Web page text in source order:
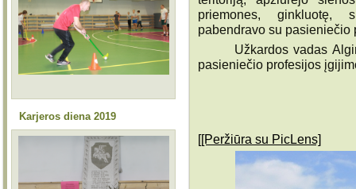
Karjeros diena 2019
priemones, ginkluotę,
pabendravo su pasieniečio
Užkardos vadas
pasieniečio profesijos
[[Peržiūra su PicLens]